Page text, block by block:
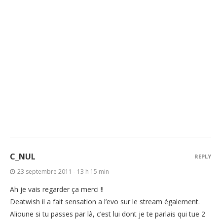
C_NUL
23 septembre 2011 - 13 h 15 min
Ah je vais regarder ça merci !!
Deatwish il a fait sensation a l’evo sur le stream également.
Alioune si tu passes par là, c’est lui dont je te parlais qui tue 2
REPLY